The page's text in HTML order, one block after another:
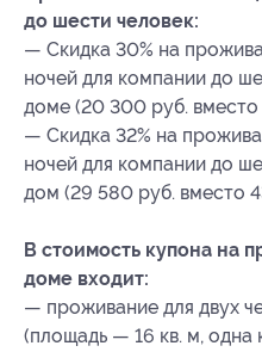
до шести человек:
— Скидка 30% на
ночей для компании до
доме (20 300 руб.
— Скидка 32% на
ночей для компании до
дом (29 580 руб. вместо
В стоимость купона на
доме входит:
— проживание для двух
(площадь — 16 кв. м, одна